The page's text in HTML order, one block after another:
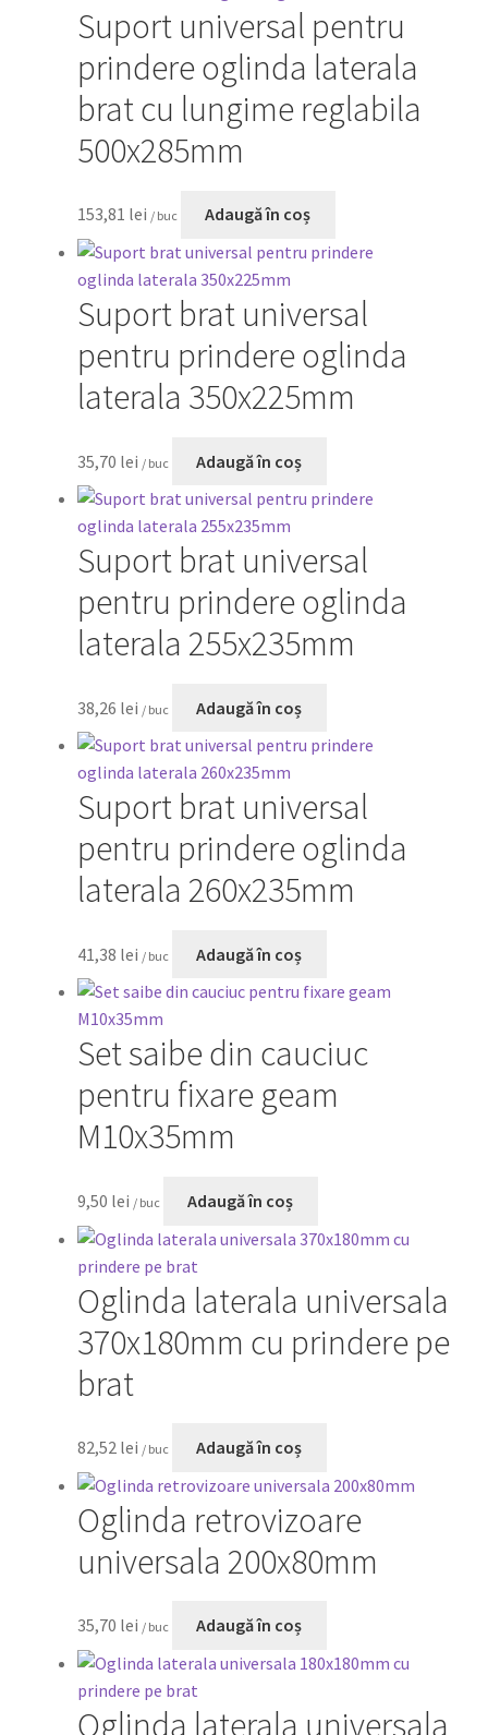
Suport universal pentru
prindere oglinda laterala
brat cu lungime reglabila
500x285mm
153,81 lei / buc Adaugă în coș
Suport brat universal
pentru prindere oglinda
laterala 350x225mm
35,70 lei / buc Adaugă în coș
Suport brat universal
pentru prindere oglinda
laterala 255x235mm
38,26 lei / buc Adaugă în coș
Suport brat universal
pentru prindere oglinda
laterala 260x235mm
41,38 lei / buc Adaugă în coș
Set saibe din cauciuc
pentru fixare geam
M10x35mm
9,50 lei / buc Adaugă în coș
Oglinda laterala universala
370x180mm cu prindere pe
brat
82,52 lei / buc Adaugă în coș
Oglinda retrovizoare
universala 200x80mm
35,70 lei / buc Adaugă în coș
Oglinda laterala universala